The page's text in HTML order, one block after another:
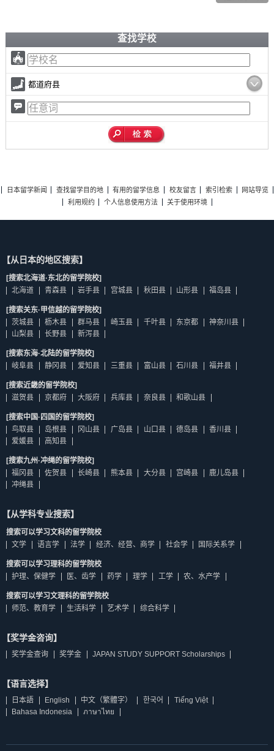
查找学校
都道府县
日本留学新闻 查找留学目的地 有用的留学信息 校友留言 索引检索
网站导览
利用规约
个人信息使用方法 关于使用环境
【从日本的地区搜索】
[搜索北海道·东北的留学院校]
北海道
青森县 岩手县 宫城县 秋田县 山形县 福岛县
[搜索关东·甲信越的留学院校]
茨城县
枥木县 群马县 崎玉县 千叶县 东京都
神奈川县
山梨县
长野县 新泻县
[搜索东海·北陆的留学院校]
岐阜县
静冈县 爱知县 三重县 富山县 石川县 福井县
[搜索近畿的留学院校]
滋贺县
京都府 大阪府 兵库县 奈良县 和歌山县
[搜索中国·四国的留学院校]
鸟取县
岛根县 冈山县 广岛县 山口县 德岛县
香川县
爱媛县
高知县
[搜索九州·冲绳的留学院校]
福冈县
佐贺县 长崎县 熊本县 大分县 宫崎县
鹿儿岛县
冲绳县
【从学科专业搜索】
搜索可以学习文科的留学院校
文学
语言学 法学 经济、经营、商学 社会学 国际关系学
搜索可以学习理科的留学院校
护理、保健学
医、齿学 药学 理学 工学 农、水产学
搜索可以学习文理科的留学院校
师范、教育学
生活科学 艺术学 综合科学
【奖学金咨询】
奖学金查询 奖学金 JAPAN STUDY SUPPORT Scholarships
【语言选择】
日本語 English 中文（繁體字） 한국어
Tiếng Việt
Bahasa Indonesia
ภาษาไทย